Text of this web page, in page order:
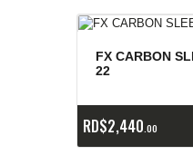
FX CARBON
22
RD$2,440 00